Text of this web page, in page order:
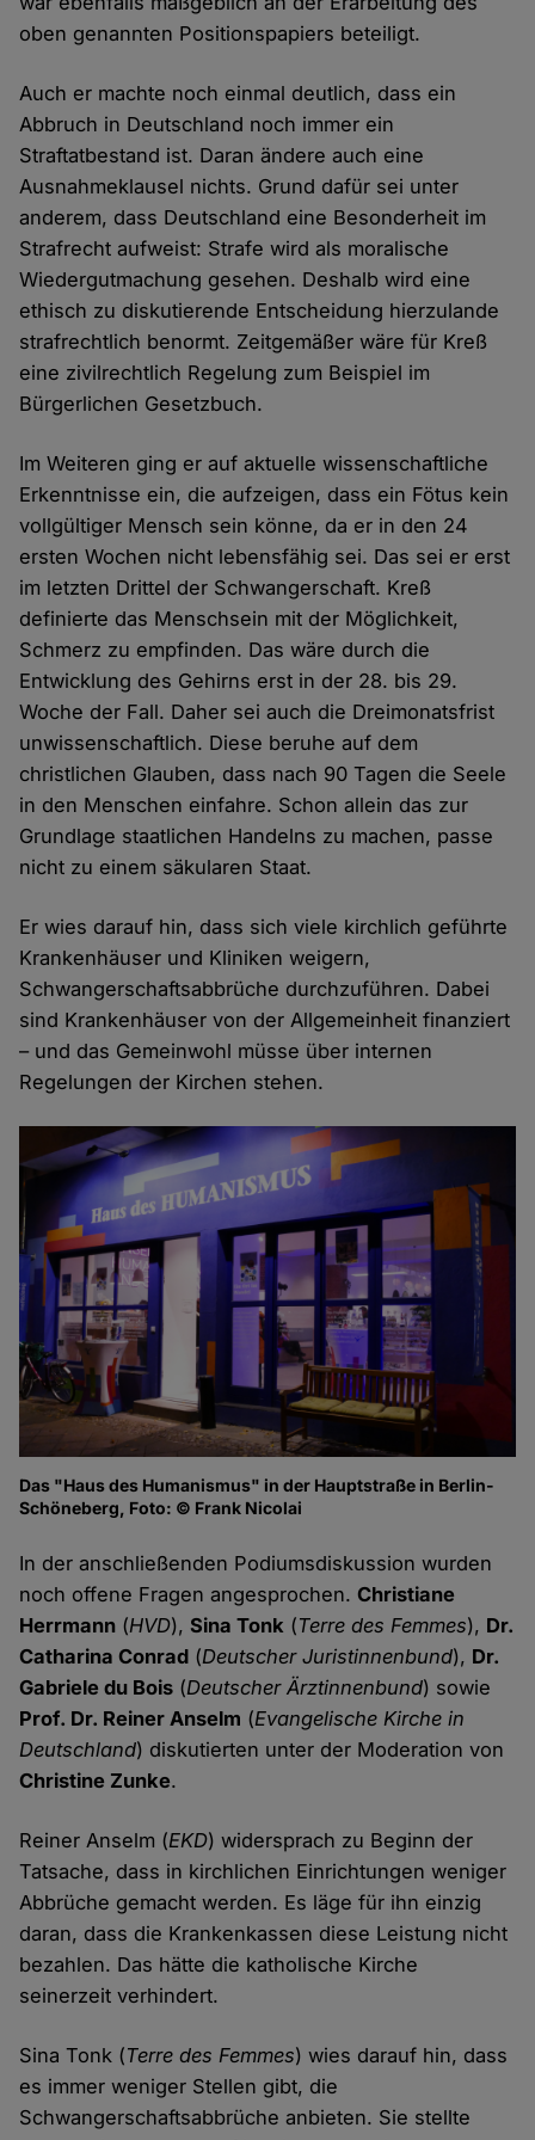
oben genannten Positionspapiers beteiligt.
Auch er machte noch einmal deutlich, dass ein
Abbruch in Deutschland noch immer ein
Straftatbestand ist. Daran ändere auch eine
Ausnahmeklausel nichts. Grund dafür sei unter
anderem, dass Deutschland eine Besonderheit im
Strafrecht aufweist: Strafe wird als moralische
Wiedergutmachung gesehen. Deshalb wird eine
ethisch zu diskutierende Entscheidung hierzulande
strafrechtlich benormt. Zeitgemäßer wäre für Kreß
eine zivilrechtlich Regelung zum Beispiel im
Bürgerlichen Gesetzbuch.
Im Weiteren ging er auf aktuelle wissenschaftliche
Erkenntnisse ein, die aufzeigen, dass ein Fötus kein
vollgültiger Mensch sein könne, da er in den 24
ersten Wochen nicht lebensfähig sei. Das sei er erst
im letzten Drittel der Schwangerschaft. Kreß
definierte das Menschsein mit der Möglichkeit,
Schmerz zu empfinden. Das wäre durch die
Entwicklung des Gehirns erst in der 28. bis 29.
Woche der Fall. Daher sei auch die Dreimonatsfrist
unwissenschaftlich. Diese beruhe auf dem
christlichen Glauben, dass nach 90 Tagen die Seele
in den Menschen einfahre. Schon allein das zur
Grundlage staatlichen Handelns zu machen, passe
nicht zu einem säkularen Staat.
Er wies darauf hin, dass sich viele kirchlich geführte
Krankenhäuser und Kliniken weigern,
Schwangerschaftsabbrüche durchzuführen. Dabei
sind Krankenhäuser von der Allgemeinheit finanziert
– und das Gemeinwohl müsse über internen
Regelungen der Kirchen stehen.
Das "Haus des Humanismus" in der Hauptstraße in Berlin-
Schöneberg, Foto: © Frank Nicolai
In der anschließenden Podiumsdiskussion wurden
noch offene Fragen angesprochen.Christiane
Herrmann (HVD),Sina Tonk (Terre des Femmes), Dr.
Catharina Conrad (Deutscher Juristinnenbund), Dr.
Gabriele du Bois (Deutscher Ärztinnenbund) sowie
Prof. Dr. Reiner Anselm (Evangelische Kirche in
Deutschland) diskutierten unter der Moderation von
Christine Zunke.
Reiner Anselm (EKD) widersprach zu Beginn der
Tatsache, dass in kirchlichen Einrichtungen weniger
Abbrüche gemacht werden. Es läge für ihn einzig
daran, dass die Krankenkassen diese Leistung nicht
bezahlen. Das hätte die katholische Kirche
seinerzeit verhindert.
Sina Tonk (Terre des Femmes) wies darauf hin, dass
es immer weniger Stellen gibt, die
Schwangerschaftsabbrüche anbieten. Sie stellte